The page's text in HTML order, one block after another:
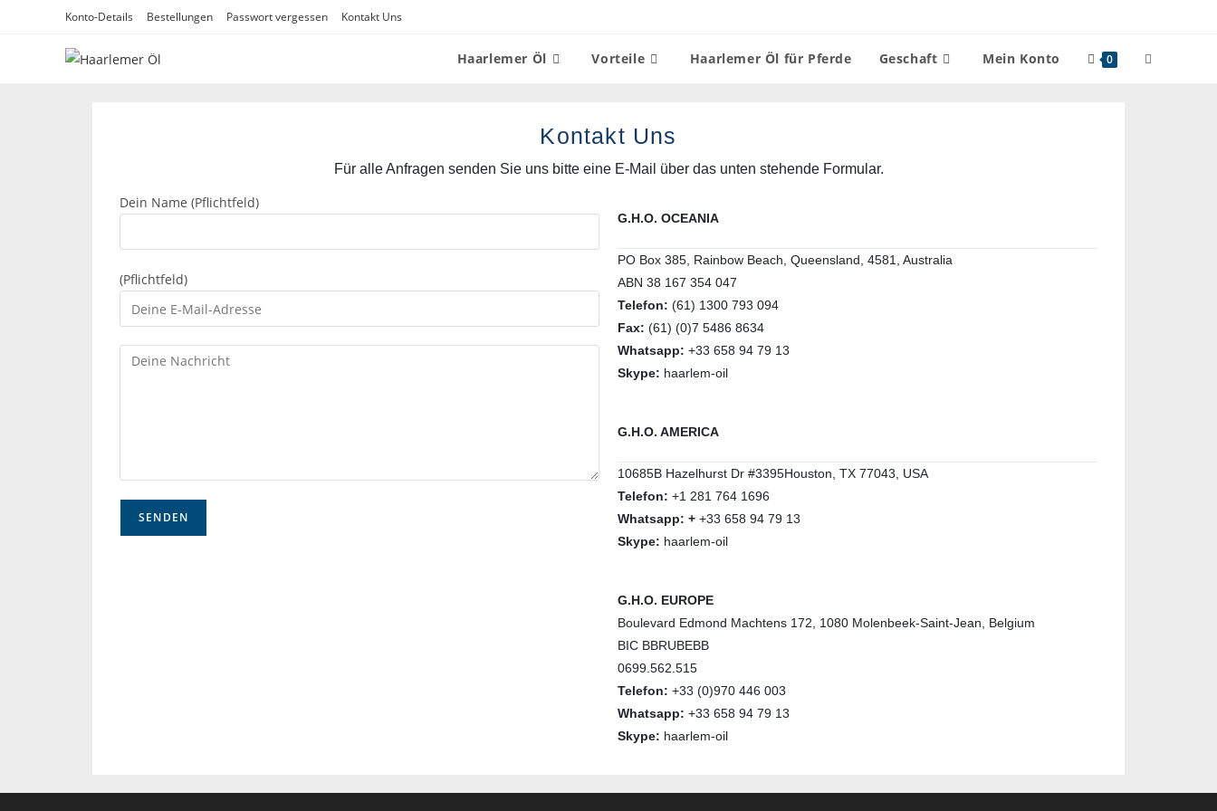
Konto-Details Bestellungen Passwort vergessen Kontakt Uns​
Haarlemer Öl Vorteile Haarlemer Öl für Pferde Geschaft Mein Konto 0
Kontakt Uns
Für alle Anfragen senden Sie uns bitte eine E-Mail über das unten stehende Formular.
Dein Name (Pflichtfeld)
(Pflichtfeld)
G.H.O. OCEANIA
PO Box 385, Rainbow Beach, Queensland, 4581, Australia
ABN 38 167 354 047
Telefon: (61) 1300 793 094
Fax: (61) (0)7 5486 8634
Whatsapp: +33 658 94 79 13
Skype: haarlem-oil
G.H.O. AMERICA
10685B Hazelhurst Dr #3395Houston, TX 77043, USA
Telefon: +1 281 764 1696
Whatsapp: + +33 658 94 79 13
Skype: haarlem-oil
G.H.O. EUROPE
Boulevard Edmond Machtens 172, 1080 Molenbeek-Saint-Jean, Belgium
BIC BBRUBEBB
0699.562.515
Telefon: +33 (0)970 446 003
Whatsapp: +33 658 94 79 13
Skype: haarlem-oil